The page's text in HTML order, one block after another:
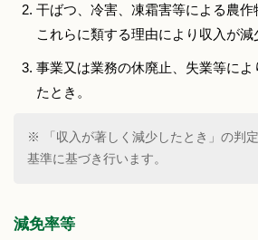
干ばつ、冷害、凍霜害等による農
これらに類する理由により収入が減
事業又は業務の休廃止、失業等によ
たとき。
※ 「収入が著しく減少したとき」の判
基準に基づき行います。
減免率等